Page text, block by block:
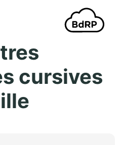
Aller au contenu principal
cursives